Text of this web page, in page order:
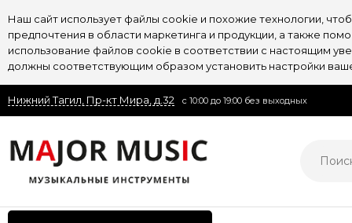
Наш сайт использует файлы cookie и похожие технологии,
предпочтения в области маркетинга и продукции, а также
использование файлов cookie в соответствии с настоящим
должны соответствующим образом установить настройки
Нижний Тагил, Пр-кт Мира, д.32 с 10:00 до 19:00 без выходных